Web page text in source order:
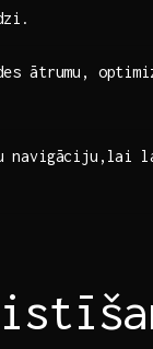
ātrumu,
​navigāciju,lai